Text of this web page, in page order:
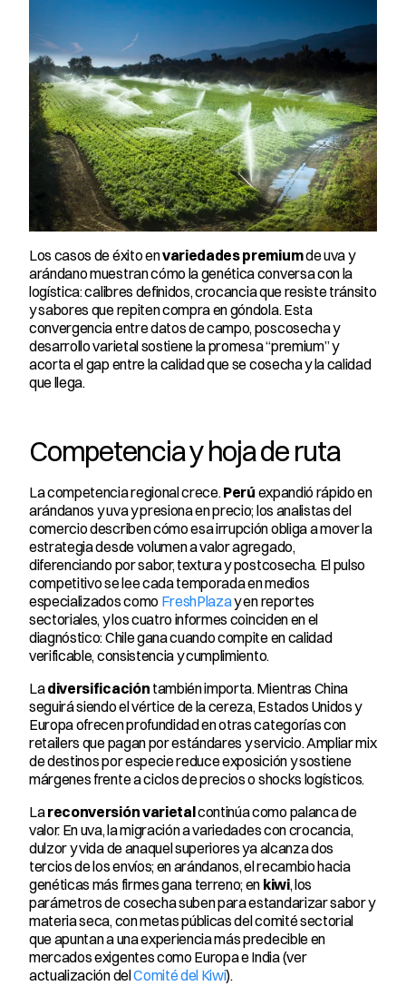
Los casos de éxito en variedades premium de uva y
arándano muestran cómo la genética conversa con la
logística: calibres definidos, crocancia que resiste tránsito
y sabores que repiten compra en góndola. Esta
convergencia entre datos de campo, poscosecha y
desarrollo varietal sostiene la promesa “premium” y
acorta el gap entre la calidad que se cosecha y la calidad
que llega.
Competencia y hoja de ruta
La competencia regional crece. Perú expandió rápido en
arándanos y uva y presiona en precio; los analistas del
comercio describen cómo esa irrupción obliga a mover la
estrategia desde volumen a valor agregado,
diferenciando por sabor, textura y postcosecha. El pulso
competitivo se lee cada temporada en medios
especializados como FreshPlaza y en reportes
sectoriales, y los cuatro informes coinciden en el
diagnóstico: Chile gana cuando compite en calidad
verificable, consistencia y cumplimiento.
La diversificación también importa. Mientras China
seguirá siendo el vértice de la cereza, Estados Unidos y
Europa ofrecen profundidad en otras categorías con
retailers que pagan por estándares y servicio. Ampliar mix
de destinos por especie reduce exposición y sostiene
márgenes frente a ciclos de precios o shocks logísticos.
La reconversión varietal continúa como palanca de
valor. En uva, la migración a variedades con crocancia,
dulzor y vida de anaquel superiores ya alcanza dos
tercios de los envíos; en arándanos, el recambio hacia
genéticas más firmes gana terreno; en kiwi, los
parámetros de cosecha suben para estandarizar sabor y
materia seca, con metas públicas del comité sectorial
que apuntan a una experiencia más predecible en
mercados exigentes como Europa e India (ver
actualización del Comité del Kiwi).